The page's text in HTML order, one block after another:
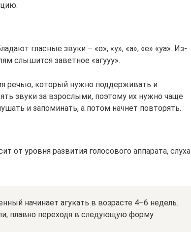
гласные звуки – «о», «у», «а», «е» «уа». Из-
слышится заветное «агууу».
речью, который нужно поддерживать и
звуки за взрослыми, поэтому их нужно чаще
и запоминать, а потом начнет повторять.
от уровня развития голосового аппарата, слуха
начинает агукать в возрасте 4–6 недель.
плавно переходя в следующую форму